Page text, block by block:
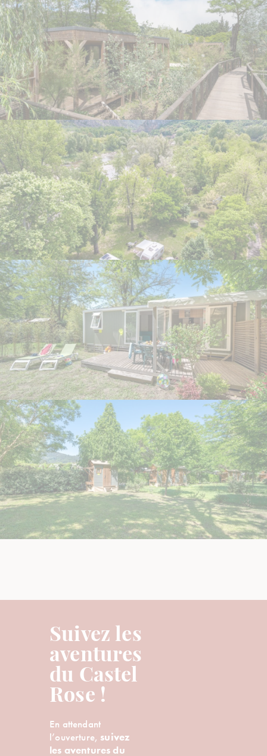
Suivez les
aventures
du Castel
Rose !
En attendant
l’ouverture, suivez
les aventures du